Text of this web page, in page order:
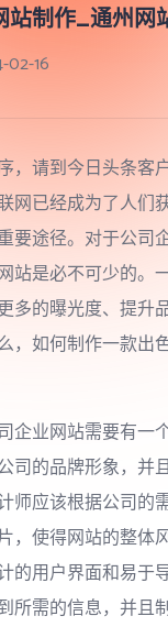
站制作_通州网
02-16
，请到今日头条客
网已经成为了人们
要途径。对于公司
站是必不可少的。
多的曝光度、提升
，如何制作一款出
企业网站需要有一
司的品牌形象，并
师应该根据公司的
，使得网站的整体
的用户界面和易于
所需的信息，并且